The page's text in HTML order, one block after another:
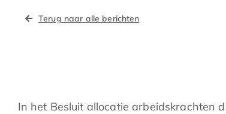
Terug naar alle berichten
In het Besluit allocatie arbeidskrachten